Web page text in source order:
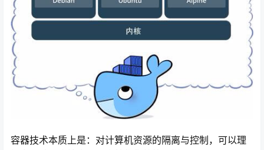
容器技术本质上是：对计算机资源的隔离与控制，可以理